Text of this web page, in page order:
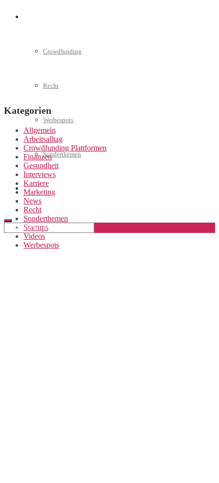
Crowdfunding
Recht
Werbespots
Sonderthemen
Geschäftskonto eröffnen
Kategorien
Allgemein
Arbeitsalltag
Crowdfunding Plattformen
Finanzen
Gesundheit
Interviews
Karriere
Marketing
News
Recht
Sonderthemen
Startups
Videos
Werbespots